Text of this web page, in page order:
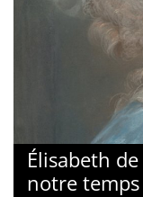
Élisabeth
notre temps